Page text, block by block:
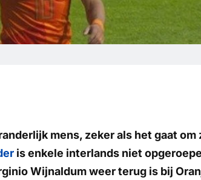
mens, zeker als het gaat
is enkele interlands niet
Wijnaldum weer terug is bij